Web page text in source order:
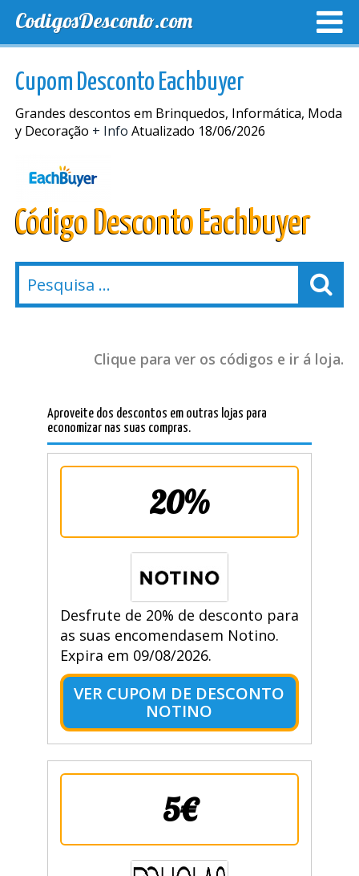
CodigosDesconto.com
Cupom Desconto Eachbuyer
Grandes descontos em Brinquedos, Informática, Moda
y Decoração + Info Atualizado 18/06/2026
Código Desconto Eachbuyer
Clique para ver os códigos e ir á loja.
Aproveite dos descontos em outras lojas para
economizar nas suas compras.
20%
Desfrute de 20% de desconto para
as suas encomendasem Notino.
Expira em 09/08/2026.
VER CUPOM DE DESCONTO
NOTINO
5€